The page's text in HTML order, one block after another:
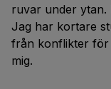
ruvar under ytan.
Jag har kortare
från konflikter för
mig.